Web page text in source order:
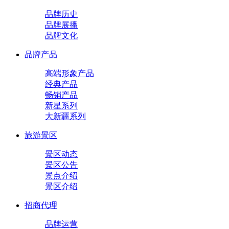
品牌历史
品牌展播
品牌文化
品牌产品
高端形象产品
经典产品
畅销产品
新星系列
大新疆系列
旅游景区
景区动态
景区公告
景点介绍
景区介绍
招商代理
品牌运营